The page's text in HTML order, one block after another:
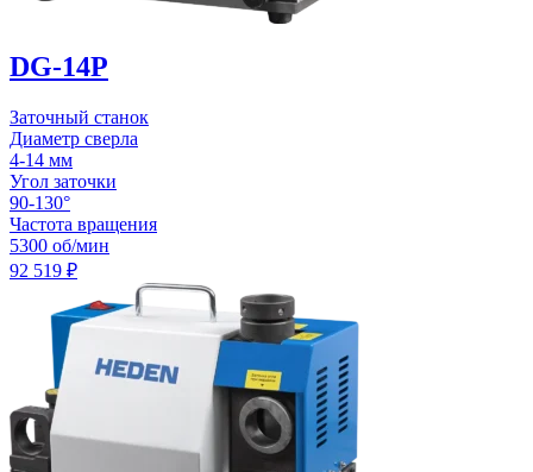
DG-14P
Заточный станок
Диаметр сверла
4-14 мм
Угол заточки
90-130°
Частота вращения
5300 об/мин
92 519 ₽